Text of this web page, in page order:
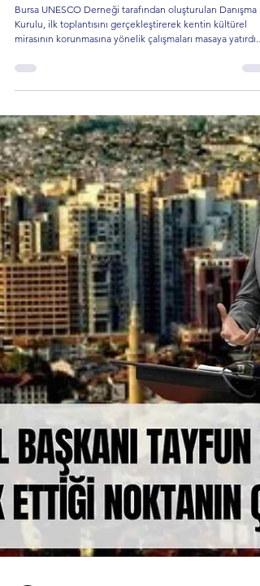
Bursa’nın UNESCO Vizyonu İçin Yeni Adım!
Danışma Kurulu Göreve Başladı
Bursa UNESCO Derneği tarafından oluşturulan Danışma
Kurulu, ilk toplantısını gerçekleştirerek kentin kültürel
mirasının korunmasına yönelik çalışmaları masaya yatırdı.
projeler, ulusal ve uluslararası iş birlikleri ile yaşayan
mirasın kayıt altına alınmasına yönelik çalışmalar
değerlendirildi.